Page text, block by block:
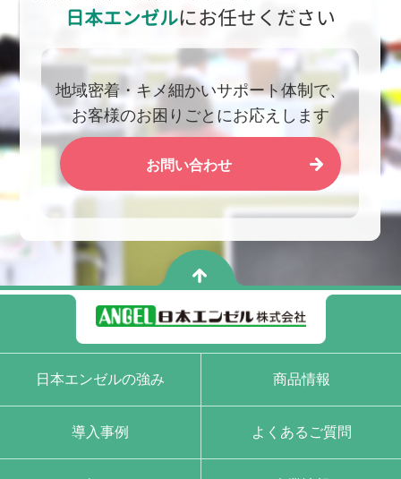
日本エンゼルにお任せください
地域密着・キメ細かいサポート体制で、
お客様のお困りごとにお応えします
お問い合わせ
日本エンゼルの強み 商品情報
導入事例 よくあるご質問